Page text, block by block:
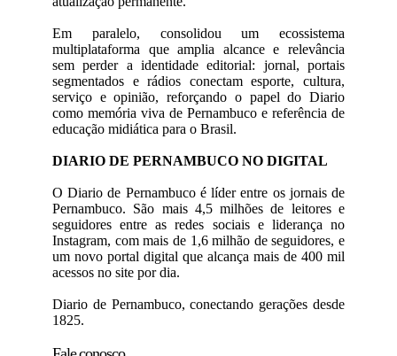
Em paralelo, consolidou um ecossistema
multiplataforma que amplia alcance e relevância
sem perder a identidade editorial: jornal, portais
segmentados e rádios conectam esporte, cultura,
serviço e opinião, reforçando o papel do Diario
como memória viva de Pernambuco e referência de
educação midiática para o Brasil.
DIARIO DE PERNAMBUCO NO DIGITAL
O Diario de Pernambuco é líder entre os jornais de
Pernambuco. São mais 4,5 milhões de leitores e
seguidores entre as redes sociais e liderança no
Instagram, com mais de 1,6 milhão de seguidores, e
um novo portal digital que alcança mais de 400 mil
acessos no site por dia.
Diario de Pernambuco, conectando gerações desde
1825.